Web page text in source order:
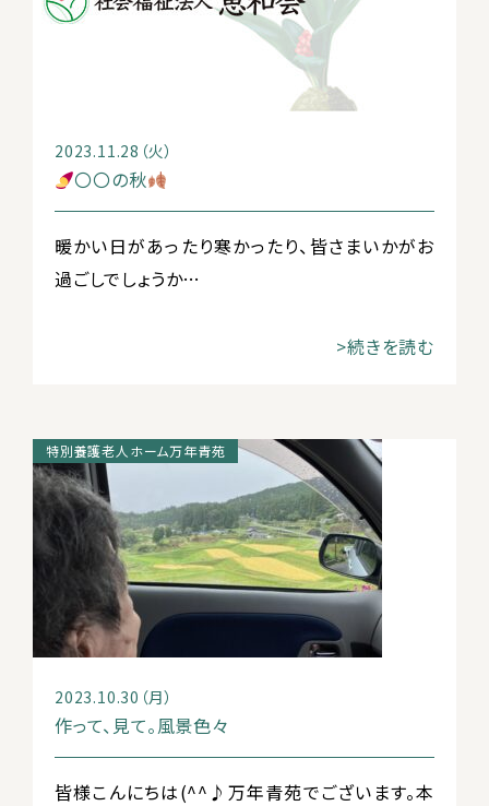
2023.11.28（火）
〇〇の秋
暖かい日があったり寒かったり、皆さまいかがお
過ごしでしょうか…
>続きを読む
特別養護老人ホーム万年青苑
2023.10.30（月）
作って、見て。風景色々
皆様こんにちは(^^♪万年青苑でございます。本